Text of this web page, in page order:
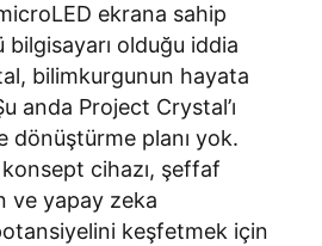
ekrana sahip
bilgisayarı olduğu iddia
bilimkurgunun hayata
anda Project Crystal’ı
dönüştürme planı yok.
cihazı, şeffaf
ve yapay zeka
keşfetmek için